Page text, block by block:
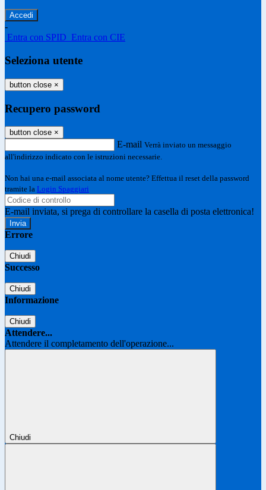
-
Entra con SPID Entra con CIE
Seleziona utente
button close ×
Recupero password
button close ×
E-mail Verrà inviato un messaggio
all'indirizzo indicato con le istruzioni necessarie.
Non hai una e-mail associata al nome utente? Effettua il reset della password
tramite la Login Spaggiari
E-mail inviata, si prega di controllare la casella di posta elettronica!
Errore
Chiudi
Successo
Chiudi
Informazione
Chiudi
Attendere...
Attendere il completamento dell'operazione...
Chiudi